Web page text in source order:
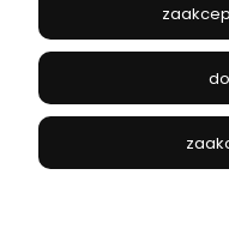
JANEX
504 545 749